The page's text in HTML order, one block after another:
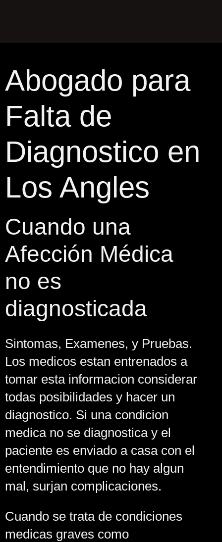
Abogado para
Falta de
Diagnostico en
Los Angles
Cuando una
Afección Médica
no es
diagnosticada
Sintomas, Examenes, y Pruebas.
Los medicos estan entrenados a
tomar esta informacion considerar
todas posibilidades y hacer un
diagnostico. Si una condicion
medica no se diagnostica y el
paciente es enviado a casa con el
entendimiento que no hay algun
mal, surjan complicaciones.
Cuando se trata de condiciones
medicas graves como